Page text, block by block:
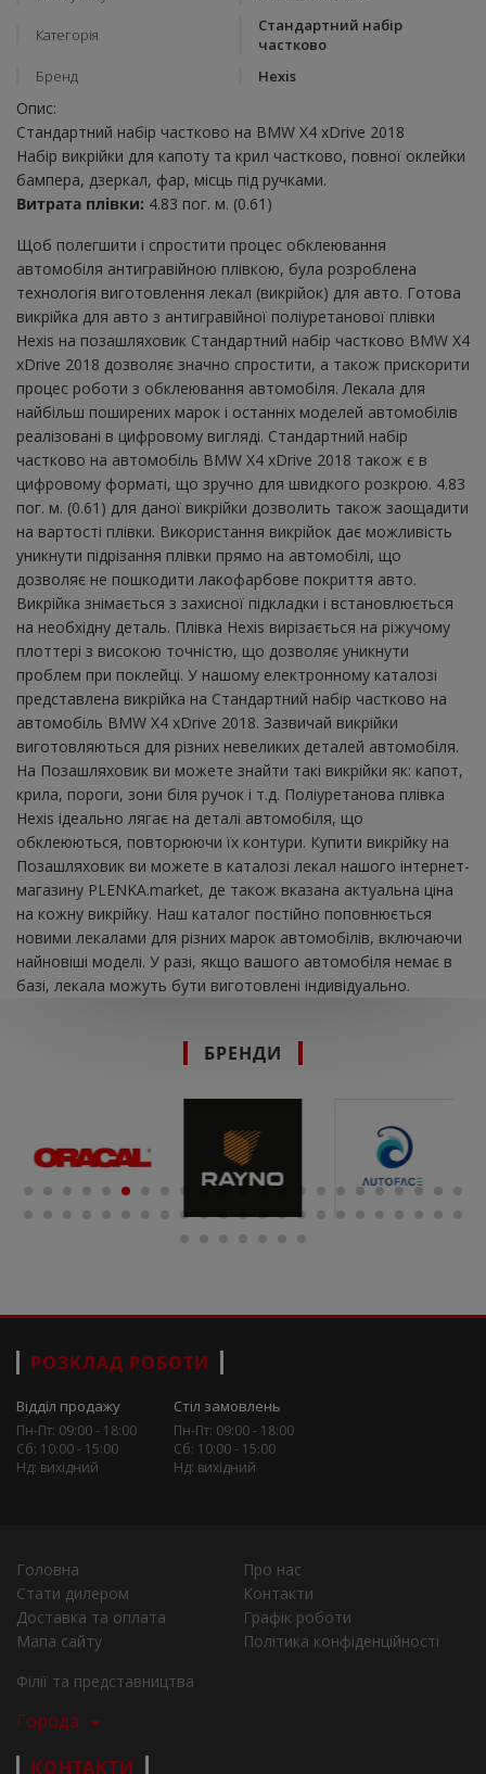
Категорія
Стандартний набір
частково
Бренд
Hexis
Опис:
Стандартний набір частково на BMW X4 xDrive 2018
Набір викрійки для капоту та крил частково, повної оклейки
бампера, дзеркал, фар, місць під ручками.
Витрата плівки: 4.83 пог. м. (0.61)
Щоб полегшити і спростити процес обклеювання
автомобіля антигравійною плівкою, була розроблена
технологія виготовлення лекал (викрійок) для авто. Готова
викрійка для авто з антигравійної поліуретанової плівки
Hexis на позашляховик Стандартний набір частково BMW X4
xDrive 2018 дозволяє значно спростити, а також прискорити
процес роботи з обклеювання автомобіля. Лекала для
найбільш поширених марок і останніх моделей автомобілів
реалізовані в цифровому вигляді. Стандартний набір
частково на автомобіль BMW X4 xDrive 2018 також є в
цифровому форматі, що зручно для швидкого розкрою. 4.83
пог. м. (0.61) для даної викрійки дозволить також заощадити
на вартості плівки. Використання викрійок дає можливість
уникнути підрізання плівки прямо на автомобілі, що
дозволяє не пошкодити лакофарбове покриття авто.
Викрійка знімається з захисної підкладки і встановлюється
на необхідну деталь. Плівка Hexis вирізається на ріжучому
плоттері з високою точністю, що дозволяє уникнути
проблем при поклейці. У нашому електронному каталозі
представлена ​​викрійка на Стандартний набір частково на
автомобіль BMW X4 xDrive 2018. Зазвичай викрійки
виготовляються для різних невеликих деталей автомобіля.
На Позашляховик ви можете знайти такі викрійки як: капот,
крила, пороги, зони біля ручок і т.д. Поліуретанова плівка
Hexis ідеально лягає на деталі автомобіля, що
обклеюються, повторюючи їх контури. Купити викрійку на
Позашляховик ви можете в каталозі лекал нашого інтернет-
магазину PLENKA.market, де також вказана актуальна ціна
на кожну викрійку. Наш каталог постійно поповнюється
новими лекалами для різних марок автомобілів, включаючи
найновіші моделі. У разі, якщо вашого автомобіля немає в
базі, лекала можуть бути виготовлені індивідуально.
БРЕНДИ
РОЗКЛАД РОБОТИ
Відділ продажу
Пн-Пт: 09:00 - 18:00
Сб: 10:00 - 15:00
Нд: вихідний
Стіл замовлень
Пн-Пт: 09:00 - 18:00
Сб: 10:00 - 15:00
Нд: вихідний
Головна
Про нас
Стати дилером
Контакти
Доставка та оплата
Графік роботи
Мапа сайту
Політика конфіденційності
Філії та представництва
Города
КОНТАКТИ